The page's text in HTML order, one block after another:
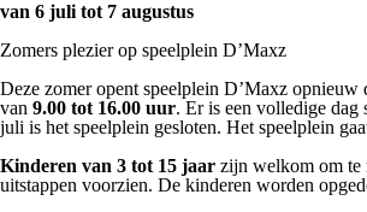
van 6 juli tot 7 augustus
Zomers plezier op speelplein D’Maxz
Deze zomer opent speelplein D’Maxz
van 9.00 tot 16.00 uur. Er is een volledige dag
juli is het speelplein gesloten. Het speelplein
Kinderen van 3 tot 15 jaar zijn welkom om te
uitstappen voorzien. De kinderen worden